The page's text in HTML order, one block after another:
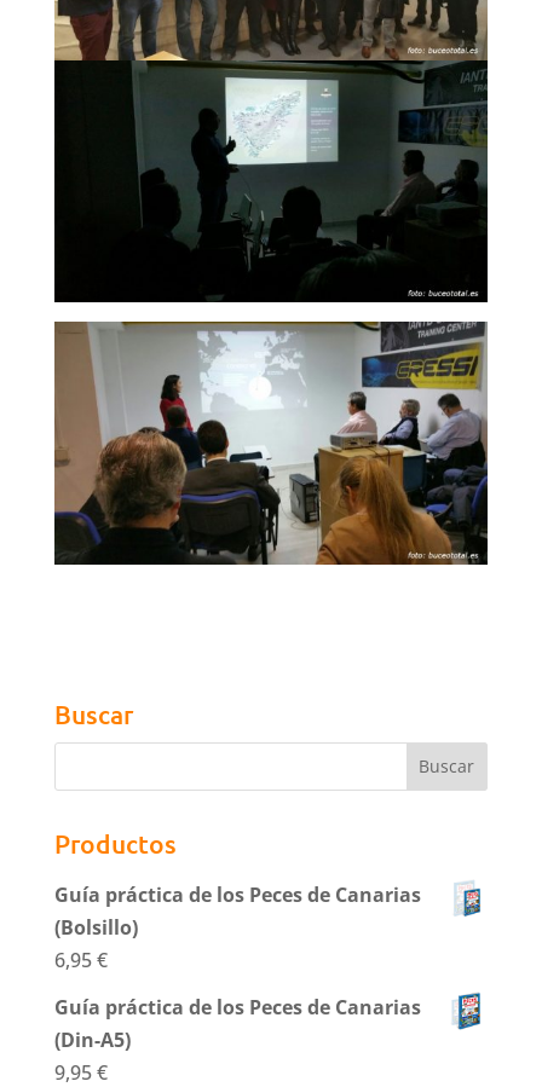
Buscar
Productos
Guía práctica de los Peces de Canarias
(Bolsillo)
6,95€
Guía práctica de los Peces de Canarias
(Din-A5)
9,95€